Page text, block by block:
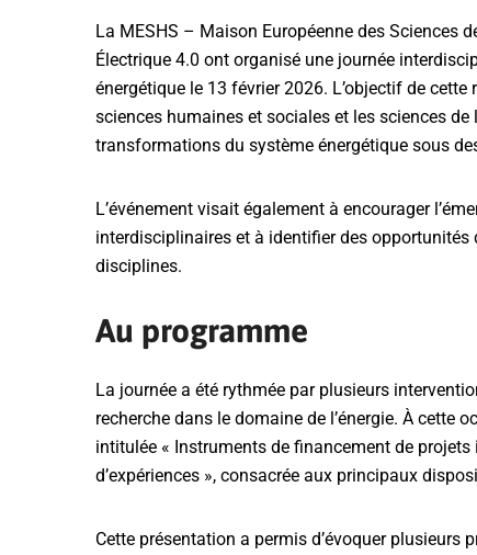
La MESHS – Maison Européenne des Sciences
Électrique 4.0 ont organisé une journée
énergétique le 13 février 2026. L’objectif de
sciences humaines et sociales et les sciences
transformations du système énergétique sous
L’événement visait également à encourager
interdisciplinaires et à identifier des
disciplines.
Au programme
La journée a été rythmée par plusieurs
recherche dans le domaine de l’énergie. À cette
intitulée « Instruments de financement de
d’expériences », consacrée aux principaux
Cette présentation a permis d’évoquer plusieurs